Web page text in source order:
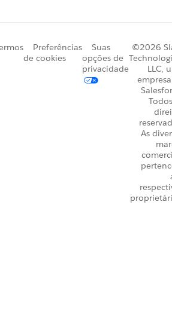
Preferências
de cookies
Suas
opções de
privacidade
©2026
LLC,
As